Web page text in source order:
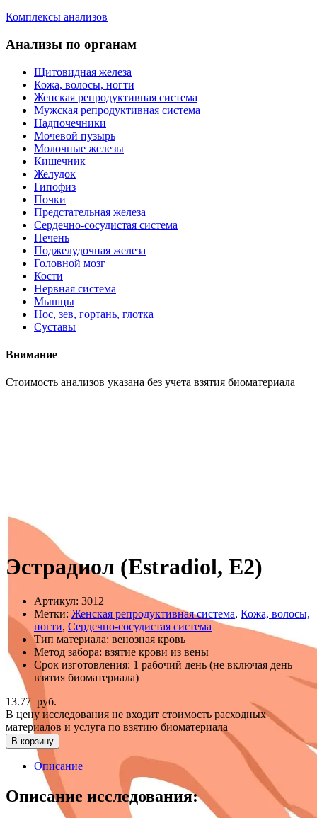
Комплексы анализов
Анализы по органам
Щитовидная железа
Кожа, волосы, ногти
Женская репродуктивная система
Мужская репродуктивная система
Надпочечники
Мочевой пузырь
Молочные железы
Кишечник
Желудок
Гипофиз
Почки
Предстательная железа
Сердечно-сосудистая система
Печень
Поджелудочная железа
Головной мозг
Кости
Нервная система
Мышцы
Нос, зев, гортань, глотка
Суставы
Внимание
Cтоимость анализов указана без учета взятия биоматериала
Эстрадиол (Estradiol, E2)
Артикул: 3012
Метки: Женская репродуктивная система, Кожа, волосы,
ногти, Сердечно-сосудистая система
Тип материала: венозная кровь
Метод забора: взятие крови из вены
Срок изготовления: 1 рабочий день (не включая день
взятия биоматериала)
13.77 руб.
В цену исследования не входит стоимость расходных
материалов и услуга по взятию биоматериала
В корзину
Описание
Описание исследования: